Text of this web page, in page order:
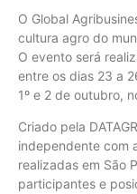
O Global
cultura agro do
O evento será
entre os dias 23 a
1º e 2 de outubro,
Criado pela
independente com
realizadas em São
participantes e